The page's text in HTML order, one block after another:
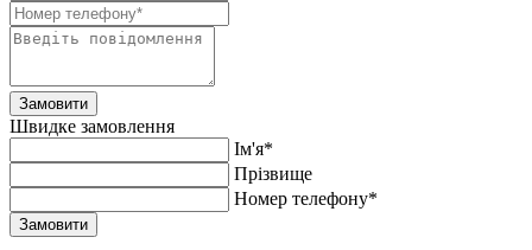
Замовити
Швидке замовлення
Ім'я*
Прiзвище
Номер телефону*